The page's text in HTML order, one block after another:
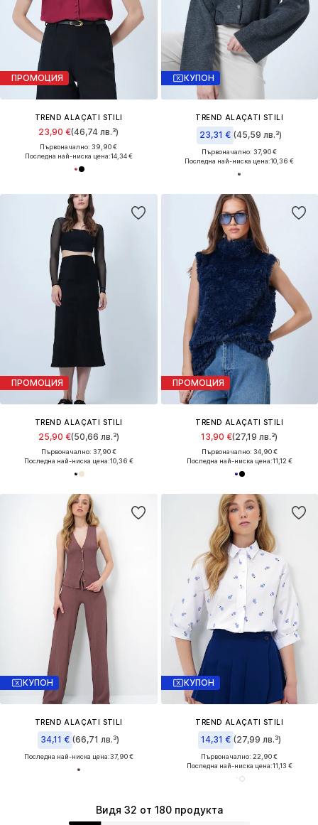
ПРОМОЦИЯ
TREND ALAÇATI STILI
23,90 €(46,74 лв.³)
Първоначално: 39,90 €
Последна най-ниска цена:14,34 €
КУПОН
TREND ALAÇATI STILI
23,31 € (45,59 лв.³)
Първоначално: 37,90 €
Последна най-ниска цена:10,36 €
Видя 32 от 180 продукта
ПРОМОЦИЯ
TREND ALAÇATI STILI
25,90 €(50,66 лв.³)
Първоначално: 37,90 €
Последна най-ниска цена:10,36 €
ПРОМОЦИЯ
TREND ALAÇATI STILI
13,90 €(27,19 лв.³)
Първоначално: 34,90 €
Последна най-ниска цена:11,12 €
КУПОН
TREND ALAÇATI STILI
34,11 € (66,71 лв.³)
Последна най-ниска цена:37,90 €
КУПОН
TREND ALAÇATI STILI
14,31 € (27,99 лв.³)
Първоначално: 22,90 €
Последна най-ниска цена:11,13 €